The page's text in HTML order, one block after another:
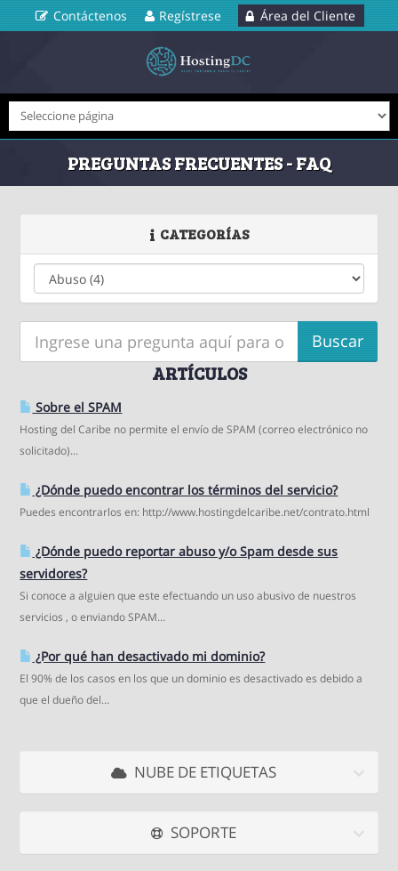
Contáctenos Regístrese Área del Cliente
PREGUNTAS FRECUENTES - FAQ
CATEGORÍAS
ARTÍCULOS
Sobre el SPAM
Hosting del Caribe no permite el envío de SPAM (correo electrónico no
solicitado)...
¿Dónde puedo encontrar los términos del servicio?
Puedes encontrarlos en: http://www.hostingdelcaribe.net/contrato.html
¿Dónde puedo reportar abuso y/o Spam desde sus
servidores?
Si conoce a alguien que este efectuando un uso abusivo de nuestros
servicios , o enviando SPAM...
¿Por qué han desactivado mi dominio?
El 90% de los casos en los que un dominio es desactivado es debido a
que el dueño del...
NUBE DE ETIQUETAS
SOPORTE